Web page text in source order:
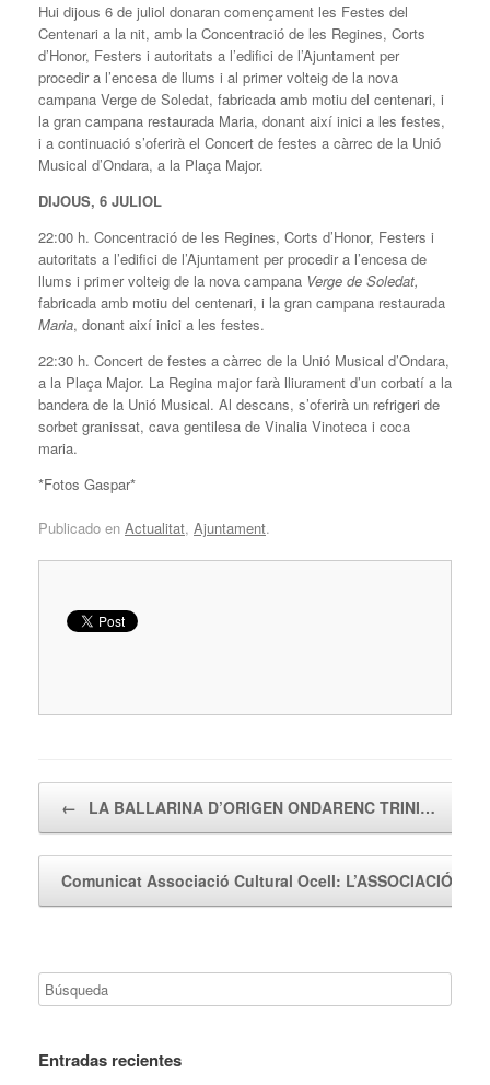
Hui dijous 6 de juliol donaran començament les Festes del
Centenari a la nit, amb la Concentració de les Regines, Corts
d’Honor, Festers i autoritats a l’edifici de l’Ajuntament per
procedir a l’encesa de llums i al primer volteig de la nova
campana Verge de Soledat, fabricada amb motiu del centenari, i
la gran campana restaurada Maria, donant així inici a les festes,
i a continuació s’oferirà el Concert de festes a càrrec de la Unió
Musical d’Ondara, a la Plaça Major.
DIJOUS, 6 JULIOL
22:00 h. Concentració de les Regines, Corts d’Honor, Festers i
autoritats a l’edifici de l’Ajuntament per procedir a l’encesa de
llums i primer volteig de la nova campana Verge de Soledat,
fabricada amb motiu del centenari, i la gran campana restaurada
Maria, donant així inici a les festes.
22:30 h. Concert de festes a càrrec de la Unió Musical d’Ondara,
a la Plaça Major. La Regina major farà lliurament d’un corbatí a la
bandera de la Unió Musical. Al descans, s’oferirà un refrigeri de
sorbet granissat, cava gentilesa de Vinalia Vinoteca i coca
maria.
*Fotos Gaspar*
Publicado en Actualitat, Ajuntament.
← LA BALLARINA D’ORIGEN ONDARENC TRINI…
Comunicat Associació Cultural Ocell: L’ASSOCIACIÓ…
Entradas recientes